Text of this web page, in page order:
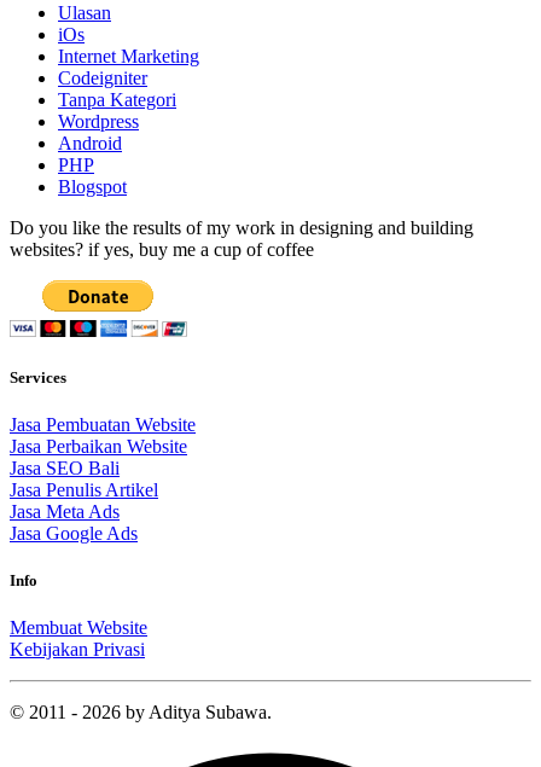
Ulasan
iOs
Internet Marketing
Codeigniter
Tanpa Kategori
Wordpress
Android
PHP
Blogspot
Do you like the results of my work in designing and building
websites? if yes, buy me a cup of coffee
Services
Jasa Pembuatan Website
Jasa Perbaikan Website
Jasa SEO Bali
Jasa Penulis Artikel
Jasa Meta Ads
Jasa Google Ads
Info
Membuat Website
Kebijakan Privasi
© 2011 - 2026 by Aditya Subawa.